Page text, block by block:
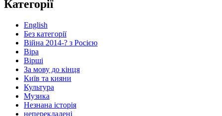
Категорії
English
Без категорії
Війна 2014-? з Росією
Віра
Вірші
За мову до кінця
Київ та кияни
Культура
Музика
Незнана історія
неперекладені